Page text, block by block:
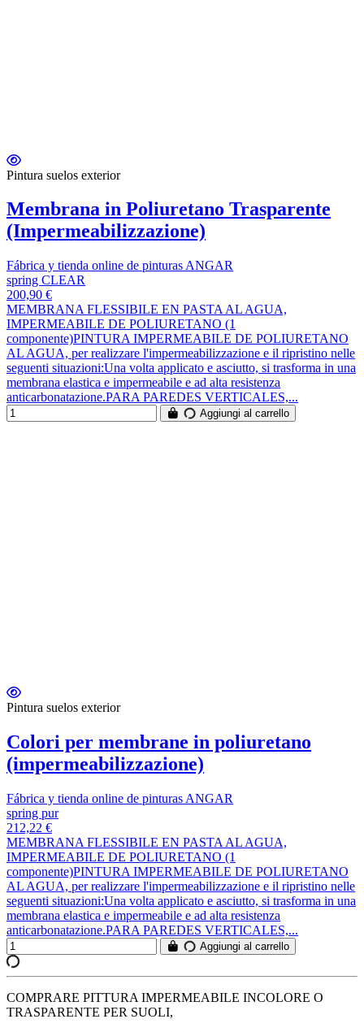
Pintura suelos exterior
Membrana in Poliuretano Trasparente
(Impermeabilizzazione)
Fábrica y tienda online de pinturas ANGAR
spring CLEAR
200,90 €
MEMBRANA FLESSIBILE EN PASTA AL AGUA,
IMPERMEABILE DE POLIURETANO (1
componente)PINTURA IMPERMEABILE DE POLIURETANO
AL AGUA, per realizzare l'impermeabilizzazione e il ripristino nelle
seguenti situazioni:Una volta applicato e asciutto, si trasforma in una
membrana elastica e impermeabile e ad alta resistenza
anticarbonatazione.PARA PAREDES VERTICALES,...
Aggiungi al carrello
Pintura suelos exterior
Colori per membrane in poliuretano
(impermeabilizzazione)
Fábrica y tienda online de pinturas ANGAR
spring pur
212,22 €
MEMBRANA FLESSIBILE EN PASTA AL AGUA,
IMPERMEABILE DE POLIURETANO (1
componente)PINTURA IMPERMEABILE DE POLIURETANO
AL AGUA, per realizzare l'impermeabilizzazione e il ripristino nelle
seguenti situazioni:Una volta applicato e asciutto, si trasforma in una
membrana elastica e impermeabile e ad alta resistenza
anticarbonatazione.PARA PAREDES VERTICALES,...
Aggiungi al carrello
COMPRARE PITTURA IMPERMEABILE INCOLORE O
TRASPARENTE PER SUOLI,